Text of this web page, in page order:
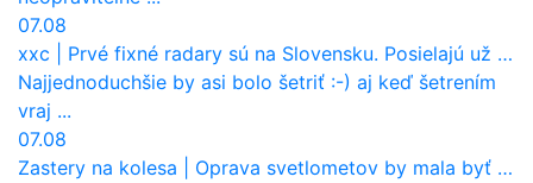
07.08
xxc
Prvé fixné radary sú na Slovensku. Posielajú už pokuty? Ukáže ich Waze?
Najjednoduchšie by asi bolo šetriť :-) aj keď šetrením
vraj ...
07.08
Zastery na kolesa
Oprava svetlometov by mala byť normou. Jeden nový dnes stojí priemerne 1251 eur!